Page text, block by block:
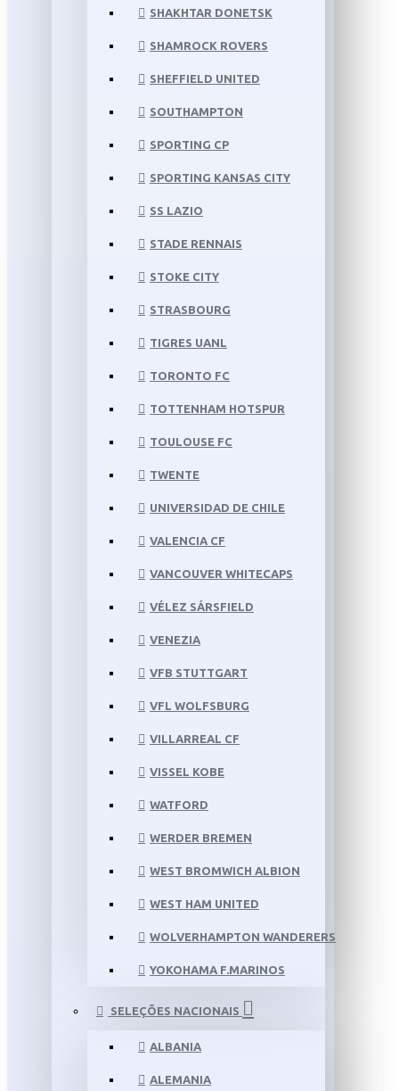
SHAKHTAR DONETSK
SHAMROCK ROVERS
SHEFFIELD UNITED
SOUTHAMPTON
SPORTING CP
SPORTING KANSAS CITY
SS LAZIO
STADE RENNAIS
STOKE CITY
STRASBOURG
TIGRES UANL
TORONTO FC
TOTTENHAM HOTSPUR
TOULOUSE FC
TWENTE
UNIVERSIDAD DE CHILE
VALENCIA CF
VANCOUVER WHITECAPS
VÉLEZ SÁRSFIELD
VENEZIA
VFB STUTTGART
VFL WOLFSBURG
VILLARREAL CF
VISSEL KOBE
WATFORD
WERDER BREMEN
WEST BROMWICH ALBION
WEST HAM UNITED
WOLVERHAMPTON WANDERERS
YOKOHAMA F.MARINOS
SELEÇÕES NACIONAIS
ALBANIA
ALEMANIA